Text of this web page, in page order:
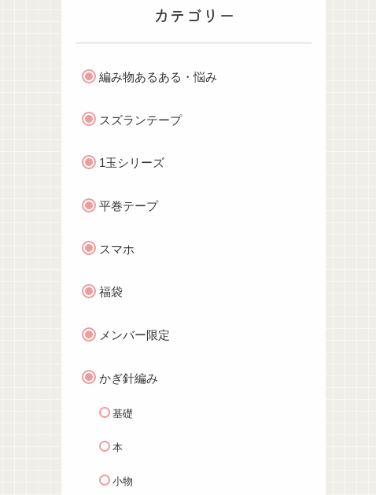
カテゴリー
編み物あるある・悩み
スズランテープ
1玉シリーズ
平巻テープ
スマホ
福袋
メンバー限定
かぎ針編み
基礎
本
小物